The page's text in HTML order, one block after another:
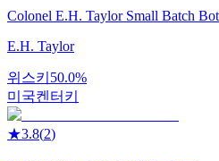
Colonel E.H. Taylor Small Batch
E.H. Taylor
위스키 50.0%
미국켄터키
★3.8(2)